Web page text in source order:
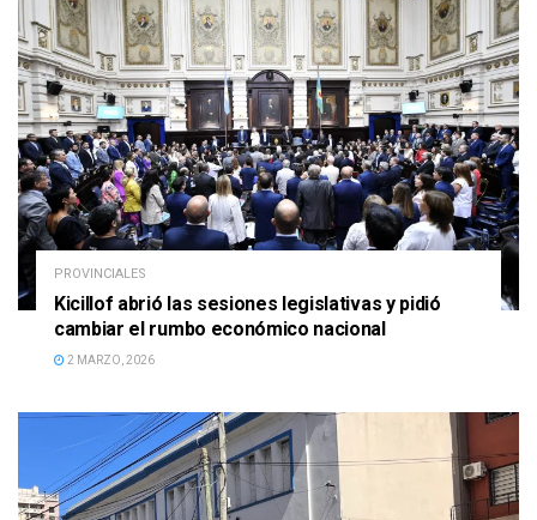
PROVINCIALES
Kicillof abrió las sesiones legislativas y pidió
cambiar el rumbo económico nacional
2 MARZO, 2026